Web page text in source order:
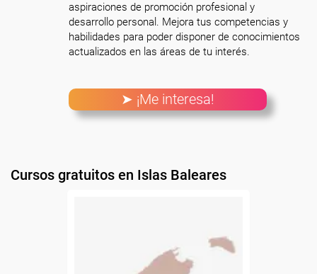
aspiraciones de promoción profesional y
desarrollo personal. Mejora tus competencias y
habilidades para poder disponer de conocimientos
actualizados en las áreas de tu interés.
➤ ¡Me interesa!
Cursos gratuitos en Islas Baleares